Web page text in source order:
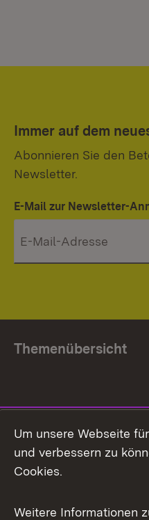
Immer auf dem
Abonnieren Sie den
Newsletter.
E-Mail zur Newsletter-
Themenübersicht
Facebook
X / Twitter
Um unsere Webseite
und verbessern zu
Cookies.
Weitere Informationen